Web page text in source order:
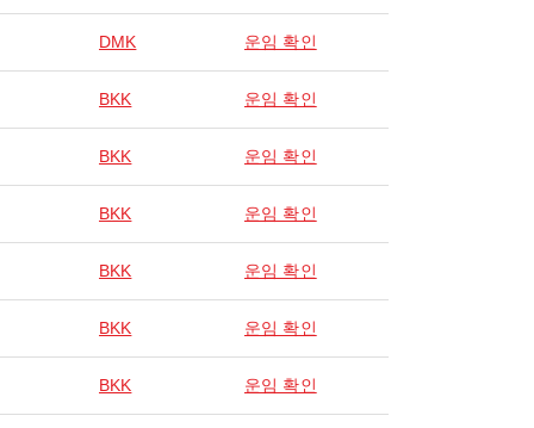
DMK 운임 확인
BKK 운임 확인
BKK 운임 확인
BKK 운임 확인
BKK 운임 확인
BKK 운임 확인
BKK 운임 확인